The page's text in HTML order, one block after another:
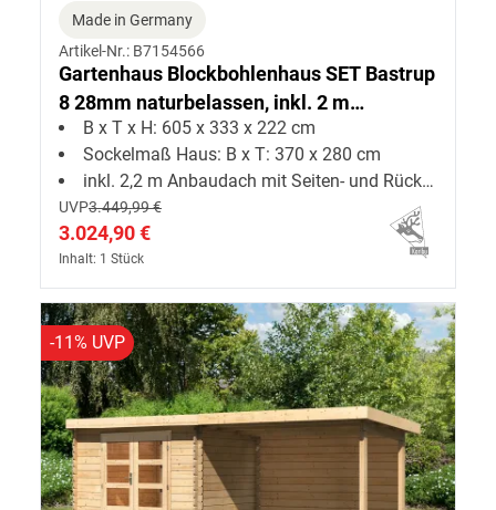
Made in Germany
Artikel-Nr.: B7154566
Gartenhaus Blockbohlenhaus SET Bastrup
8 28mm naturbelassen, inkl. 2 m
Anbaudach + Seiten--Rückwand
B x T x H: 605 x 333 x 222 cm
Sockelmaß Haus: B x T: 370 x 280 cm
inkl. 2,2 m Anbaudach mit Seiten- und Rückwand
UVP3.449,99 €
3.024,90 €
Inhalt: 1 Stück
-11% UVP